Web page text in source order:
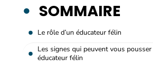
SOMMAIRE
Le rôle d’un éducateur félin
Les signes qui peuvent vous
éducateur félin